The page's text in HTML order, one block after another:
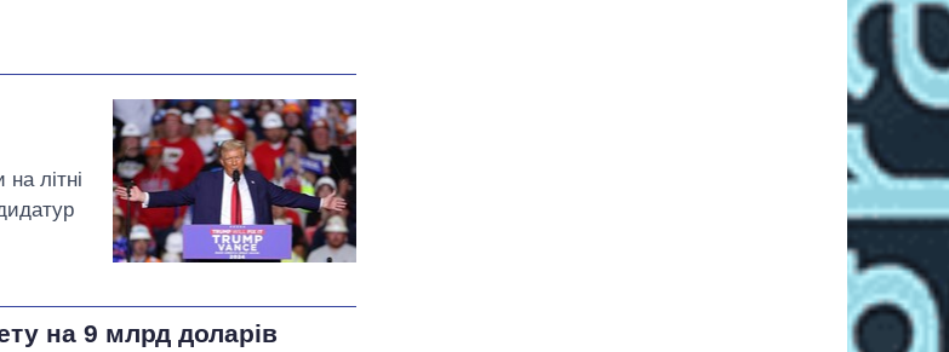
літні
на 9 млрд доларів